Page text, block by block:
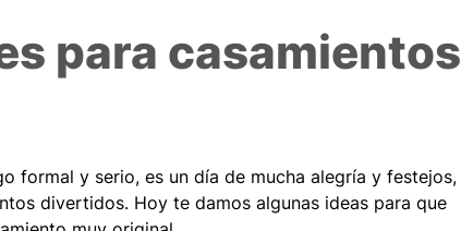
para Eventos Lugares
para casamientos
formal y serio, es un día de mucha alegría y festejos,
divertidos. Hoy te damos algunas ideas para que